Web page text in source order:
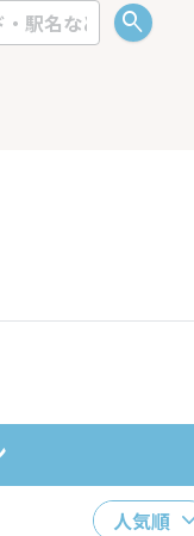
い。
人気順